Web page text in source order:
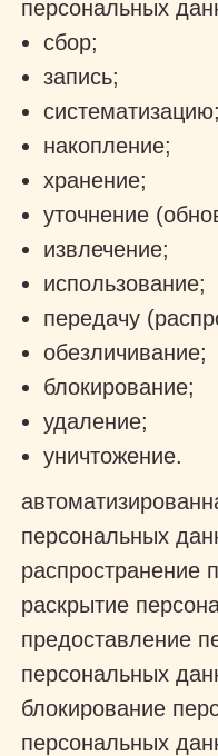
персональных
сбор;
запись;
систематизацию;
накопление;
хранение;
уточнение
извлечение;
использование;
передачу
обезличивание;
блокирование;
удаление;
уничтожение.
персональных
распространение
раскрытие
предоставление
персональных
блокирование
персональных